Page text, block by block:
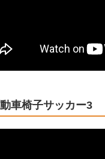
車椅子サッカー3